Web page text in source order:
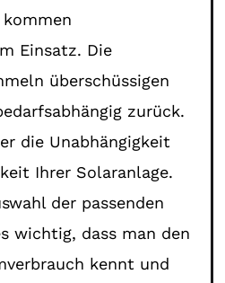
Einsatz. Die
überschüssigen
zurück.
die Unabhängigkeit
Ihrer Solaranlage.
der passenden
wichtig, dass man den
kennt und